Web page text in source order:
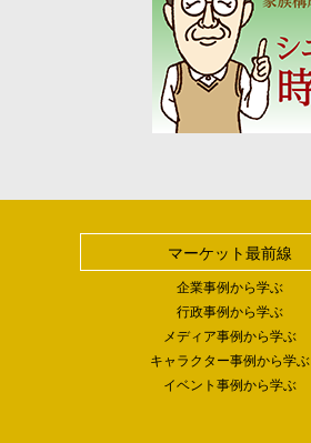
マーケット最前線
企業事例から学ぶ
行政事例から学ぶ
メディア事例から学ぶ
キャラクター事例から学ぶ
イベント事例から学ぶ